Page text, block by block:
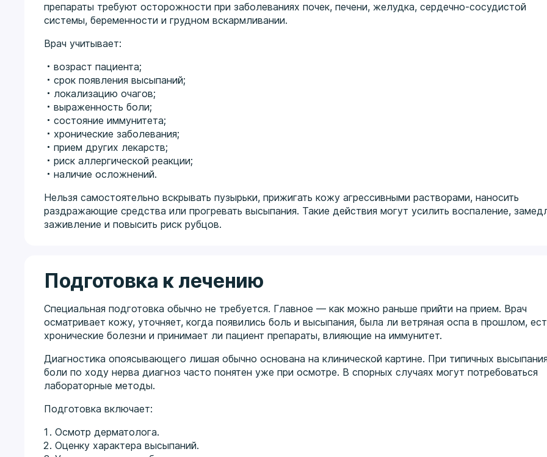
препараты требуют осторожности при заболеваниях почек, печени, желудка, сердечно-сосудистой
системы, беременности и грудном вскармливании.
Врач учитывает:
возраст пациента;
срок появления высыпаний;
локализацию очагов;
выраженность боли;
состояние иммунитета;
хронические заболевания;
прием других лекарств;
риск аллергической реакции;
наличие осложнений.
Нельзя самостоятельно вскрывать пузырьки, прижигать кожу агрессивными растворами, наносить
раздражающие средства или прогревать высыпания. Такие действия могут усилить воспаление,
заживление и повысить риск рубцов.
Подготовка к лечению
Специальная подготовка обычно не требуется. Главное — как можно раньше прийти на прием. Врач
осматривает кожу, уточняет, когда появились боль и высыпания, была ли ветряная оспа в прошлом,
хронические болезни и принимает ли пациент препараты, влияющие на иммунитет.
Диагностика опоясывающего лишая обычно основана на клинической картине. При типичных
боли по ходу нерва диагноз часто понятен уже при осмотре. В спорных случаях могут потребоваться
лабораторные методы.
Подготовка включает:
Осмотр дерматолога.
Оценку характера высыпаний.